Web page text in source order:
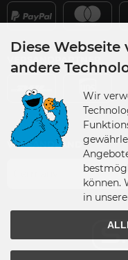
VERSANDLAND
Diese Webseite
andere
Wir
können.
in